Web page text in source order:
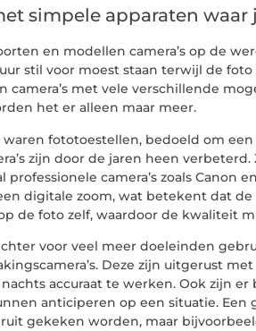
simpele apparaten waar
en modellen camera’s op de
stil voor moest staan terwijl de
camera’s met vele verschillende
het er alleen maar meer.
waren fototoestellen, bedoeld om
zijn door de jaren heen
professionele camera’s zoals Canon
digitale zoom, wat betekent dat
de foto zelf, waardoor de kwaliteit
voor veel meer doeleinden
Deze zijn uitgerust
nachts accuraat te werken. Ook zijn
anticiperen op een situatie. Een
gekeken worden, maar